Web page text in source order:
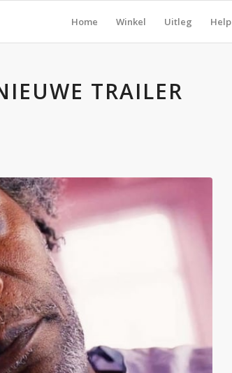
Home Winkel Uitleg Help
TRAILER